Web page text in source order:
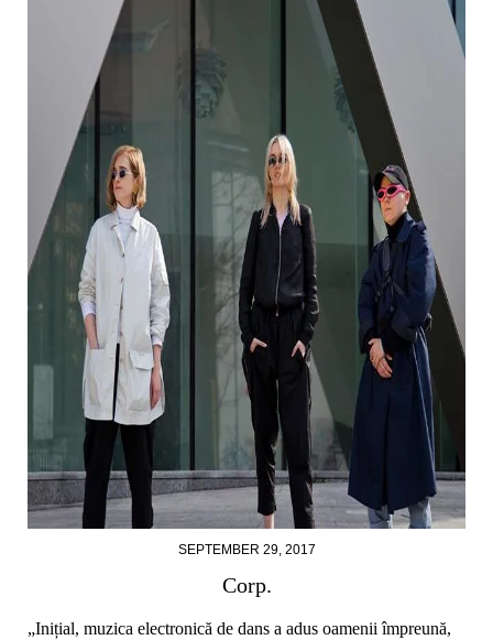
SEPTEMBER 29, 2017
Corp.
„Inițial, muzica electronică de dans a adus oamenii împreună,